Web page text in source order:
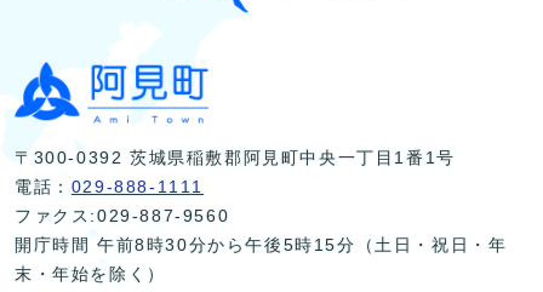
〒300-0392 茨城県稲敷郡阿見町中央一丁目1番1号
電話： 029-888-1111
ファクス:029-887-9560
開庁時間 午前8時30分から午後5時15分（土日・祝日・年
末・年始を除く）